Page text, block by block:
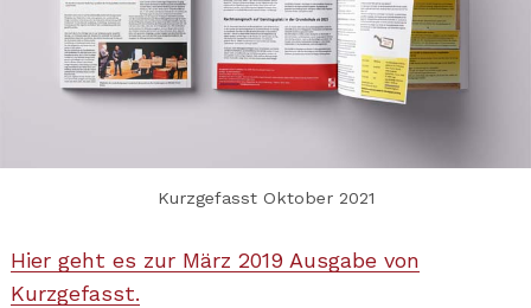
Kurzgefasst Oktober 2021
Hier geht es zur März 2019 Ausgabe von
Kurzgefasst.